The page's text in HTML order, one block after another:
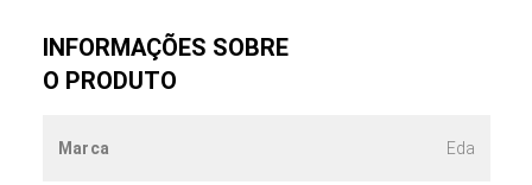
INFORMAÇÕES SOBRE
O PRODUTO
Marca Eda